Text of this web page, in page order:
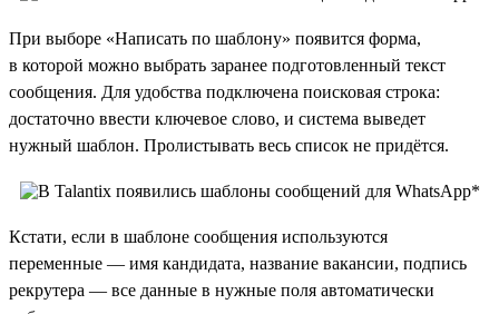
При выборе «Написать по шаблону» появится форма,
в которой можно выбрать заранее подготовленный текст
сообщения. Для удобства подключена поисковая строка:
достаточно ввести ключевое слово, и система выведет
нужный шаблон. Пролистывать весь список не придётся.
Кстати, если в шаблоне сообщения используются
переменные — имя кандидата, название вакансии, подпись
рекрутера — все данные в нужные поля автоматически